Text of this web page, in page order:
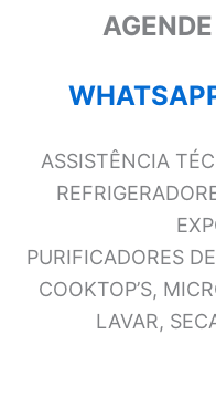
ASSISTÊNCIA
PURIFICADORES
COOKTOP’S,
LAVAR,